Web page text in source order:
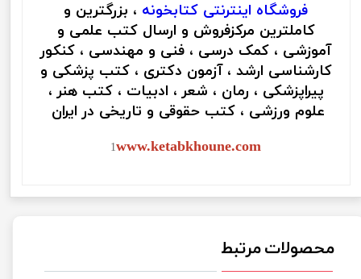
فروشگاه اینترنتی کتابخونه ، بزرگترین و
کاملترین مرکزفروش و ارسال کتب علمی و
آموزشی ، کمک درسی ، فنی و مهندسی ، کنکور
کارشناسی ارشد ، آزمون دکتری ، کتب پزشکی و
پیراپزشکی ، رمان ، شعر ، ادبیات ، کتب هنر ،
علوم ورزشی ، کتب حقوقی و تاریخی در ایران
1www.ketabkhoune.com
محصولات مرتبط